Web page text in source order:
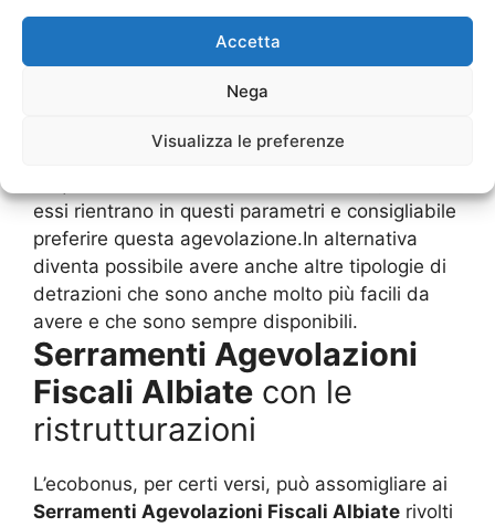
Accetta
Nega
Visualizza le preferenze
inquinare di meno.Ovviamente, tra iSerramenti
Agevolazioni Fiscali Albiate
che sicuramente è ambitissimo, ma come
abbiamo detto occorre che ci siano dei rispetti
di queste richieste. Infatti, le ditte che
effettuano determinati lavori, avvisano il cliente
essi rientrano in questi parametri e consigliabile
preferire questa agevolazione.In alternativa
diventa possibile avere anche altre tipologie di
detrazioni che sono anche molto più facili da
avere e che sono sempre disponibili.
Serramenti Agevolazioni
Fiscali Albiate con le
ristrutturazioni
L’ecobonus, per certi versi, può assomigliare ai
Serramenti Agevolazioni Fiscali Albiate rivolti